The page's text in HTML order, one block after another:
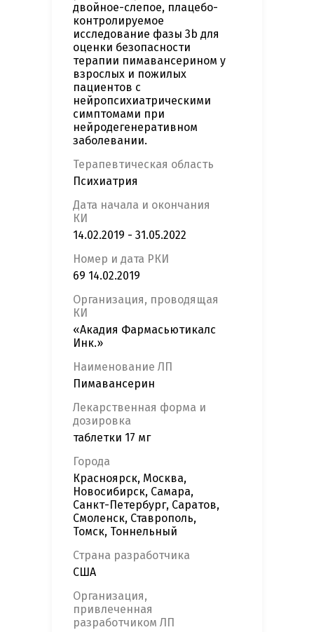
двойное-слепое, плацебо-
контролируемое
исследование фазы 3b для
оценки безопасности
терапии пимавансерином у
взрослых и пожилых
пациентов с
нейропсихиатрическими
симптомами при
нейродегенеративном
заболевании.
Терапевтическая область
Психиатрия
Дата начала и окончания
КИ
14.02.2019 - 31.05.2022
Номер и дата РКИ
69 14.02.2019
Организация, проводящая
КИ
«Акадия Фармасьютикалс
Инк.»
Наименование ЛП
Пимавансерин
Лекарственная форма и
дозировка
таблетки 17 мг
Города
Красноярск, Москва,
Новосибирск, Самара,
Санкт-Петербург, Саратов,
Смоленск, Ставрополь,
Томск, Тоннельный
Страна разработчика
США
Организация,
привлеченная
разработчиком ЛП